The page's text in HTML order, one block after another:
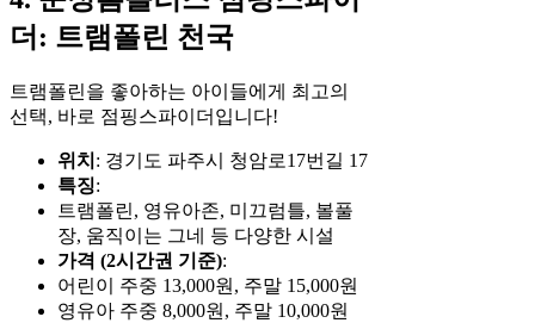
더: 트램폴린 천국
트램폴린을 좋아하는 아이들에게 최고의
선택, 바로 점핑스파이더입니다!
위치 : 경기도 파주시 청암로17번길 17
특징:
트램폴린, 영유아존, 미끄럼틀, 볼풀
장, 움직이는 그네 등 다양한 시설
가격 (2시간권 기준):
어린이 주중 13,000원, 주말 15,000원
영유아 주중 8,000원, 주말 10,000원